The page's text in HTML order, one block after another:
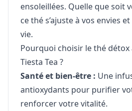
ensoleillées. Quelle que soit
ce thé s’ajuste à vos envies
vie.
Pourquoi choisir le thé détox
Tiesta Tea ?
Santé et bien-être : Une
antioxydants pour purifier
renforcer votre vitalité.